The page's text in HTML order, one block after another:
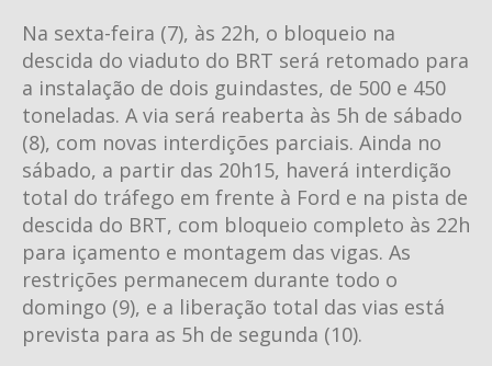
Na sexta-feira (7), às 22h, o bloqueio na
descida do viaduto do BRT será retomado para
a instalação de dois guindastes, de 500 e 450
toneladas. A via será reaberta às 5h de sábado
(8), com novas interdições parciais. Ainda no
sábado, a partir das 20h15, haverá interdição
total do tráfego em frente à Ford e na pista de
descida do BRT, com bloqueio completo às 22h
para içamento e montagem das vigas. As
restrições permanecem durante todo o
domingo (9), e a liberação total das vias está
prevista para as 5h de segunda (10).